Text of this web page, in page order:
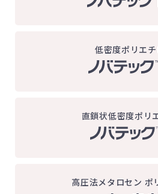
低密度ポリエチ
直鎖状低密度ポリ
高圧法メタロセン ポ